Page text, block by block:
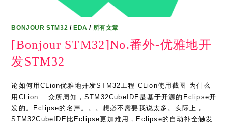
BONJOUR STM32 / EDA / 所有文章
[Bonjour STM32]No.番外-优雅地开
发STM32
论如何用CLion优雅地开发STM32工程 CLion使用截图 为什么
用CLion 众所周知，STM32CubeIDE是基于开源的Eclipse开
发的。Eclipse的名声。。。想必不需要我说太多。实际上，
STM32CubeIDE比Eclipse更加难用，Eclipse的自动补全触发